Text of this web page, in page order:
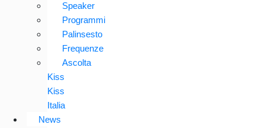
Speaker
Programmi
Palinsesto
Frequenze
Ascolta
Kiss
Kiss
Italia
News